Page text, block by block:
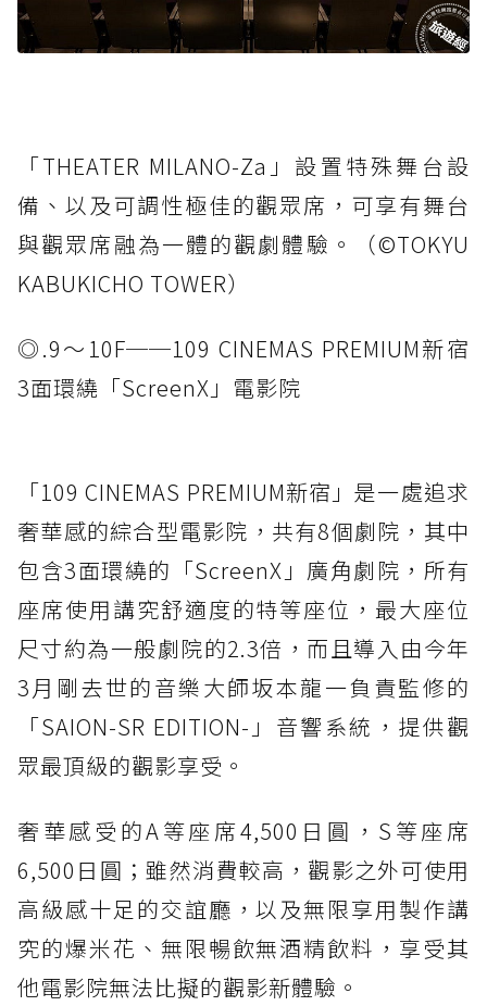
「THEATER MILANO-Za」設置特殊舞台設
備、以及可調性極佳的觀眾席，可享有舞台
與觀眾席融為一體的觀劇體驗。（©️TOKYU
KABUKICHO TOWER）
◎.9～10F──109 CINEMAS PREMIUM新宿
3面環繞「ScreenX」電影院
「109 CINEMAS PREMIUM新宿」是一處追求
奢華感的綜合型電影院，共有8個劇院，其中
包含3面環繞的「ScreenX」廣角劇院，所有
座席使用講究舒適度的特等座位，最大座位
尺寸約為一般劇院的2.3倍，而且導入由今年
3月剛去世的音樂大師坂本龍一負責監修的
「SAION-SR EDITION-」音響系統，提供觀
眾最頂級的觀影享受。
奢華感受的A等座席4,500日圓，S等座席
6,500日圓；雖然消費較高，觀影之外可使用
高級感十足的交誼廳，以及無限享用製作講
究的爆米花、無限暢飲無酒精飲料，享受其
他電影院無法比擬的觀影新體驗。